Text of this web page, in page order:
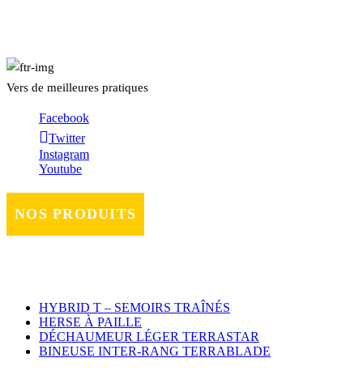
Vers de meilleures pratiques
Facebook
Twitter
Instagram
Youtube
NOS PRODUITS
HYBRID T – SEMOIRS TRAÎNÉS
HERSE À PAILLE
DÉCHAUMEUR LÉGER TERRASTAR
BINEUSE INTER-RANG TERRABLADE